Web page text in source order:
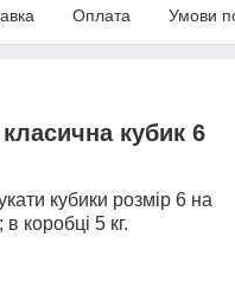
Оплата Умови
кубик 6
кубики розмір 6 на
коробці 5 кг.